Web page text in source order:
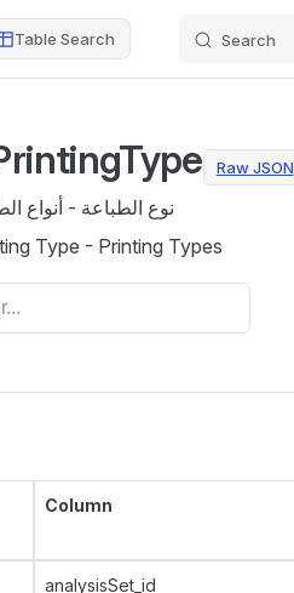
Table Search Search
Raw JSON
نوع الطباعة - أنواع
Type - Printing Types
Column
analysisSet_id